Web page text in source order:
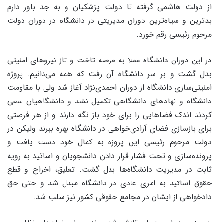
از دولت هاشمی گرفته تا دولت پزشکیان و به جد باور دارم
بدترین و سیاه‌ترین دوران مدیریتی در دانشگاه در دوران دولت
مرحوم رئیسی رقم خورد.
در این دوران دانشگاه عملا به عرصه تاخت و تاز نیروهای امنیتی
بدل گشت و بر سر دانشگاه آن رفت که همه می‌دانیم. پروژه
امنیتی‌سازی دانشگاه از دوران احمدی‌نژاد آغاز شد ولی با مقاومت
دانشگاه و نهادهای دانشگاهی تکمیل نشد و دانشگاهیان سعی
کردند اندک فضاهایی را برای خود باز نگه دارند و از هر فرصتی
برای بازسازی فضای آزادی‌خواهی در دانشگاه بهره ببرند ولیکن در
دولت مرحوم رئیسی این پروژه به کمال خود دست یافت و
پرونده‌سازی و تحت فشار قرار دادن دانشجویان و اساتید به رویه
ثابت در مدیریت دانشگاه‌ها بدل گشت. تعلیق، اخراج و قطع
حقوق اساتید به امری عادی در دانشگاه مبدل شد و حتی حق
دادخواهی از ایشان در مجامع حقوقی کشور نیز سلب شد.